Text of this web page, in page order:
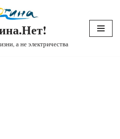
а не электричества